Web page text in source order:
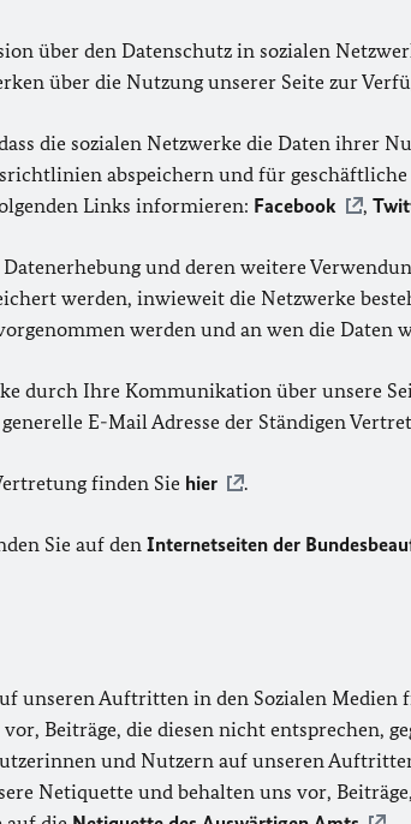
über den Datenschutz in sozialen
über die Nutzung unserer Seite zur
die sozialen Netzwerke die Daten ihrer
abspeichern und für
Links informieren: Facebook ,
und deren weitere
werden, inwieweit die Netzwerke
werden und an wen die Daten
durch Ihre Kommunikation über unsere
E-Mail Adresse der Ständigen
finden Sie hier .
Sie auf den Internetseiten der
unseren Auftritten in den Sozialen Medien
Beiträge, die diesen nicht entsprechen,
und Nutzern auf unseren
Netiquette und behalten uns vor,